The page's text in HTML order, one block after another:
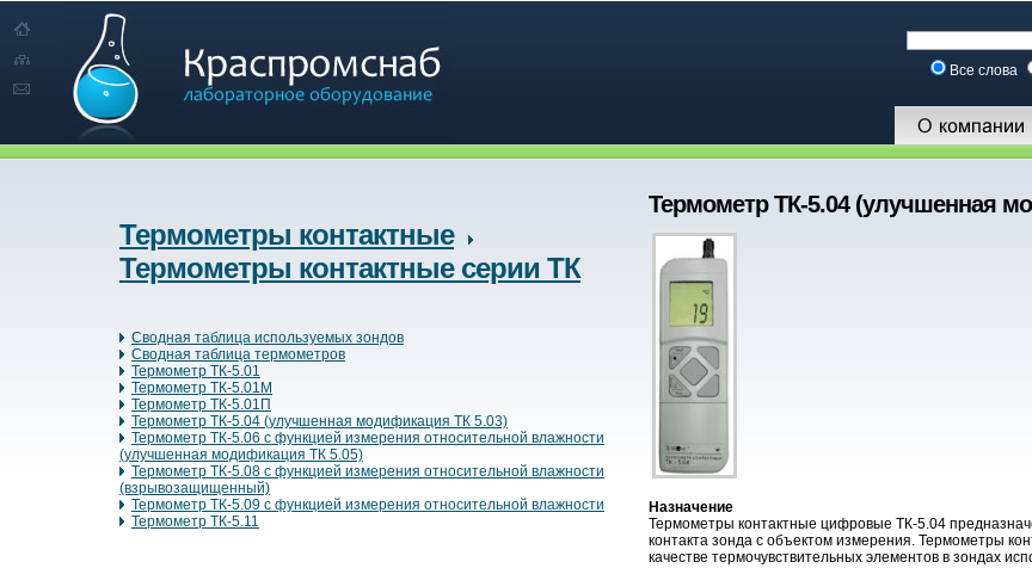
Все слова
Термометры контактные
Термометры контактные серии ТК
Сводная таблица используемых зондов
Сводная таблица термометров
Термометр ТК-5.01
Термометр ТК-5.01М
Термометр ТК-5.01П
Термометр ТК-5.04 (улучшенная модификация ТК 5.03)
Термометр ТК-5.06 с функцией измерения относительной влажности
(улучшенная модификация ТК 5.05)
Термометр ТК-5.08 с функцией измерения относительной влажности
(взрывозащищенный)
Термометр ТК-5.09 с функцией измерения относительной влажности
Термометр ТК-5.11
Термометр ТК-5.04 (улучшенная
Назначение
Термометры контактные цифровые ТК-5.04
контакта зонда с объектом измерения. Термометры
качестве термочувствительных элементов в зондах